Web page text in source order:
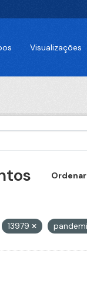
Visualizações
13979